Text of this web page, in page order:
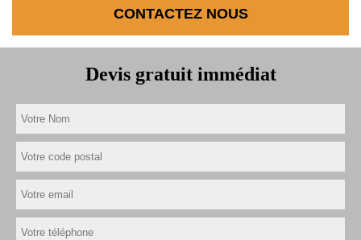
CONTACTEZ NOUS
Devis gratuit immédiat